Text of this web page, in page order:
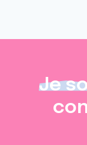
Je